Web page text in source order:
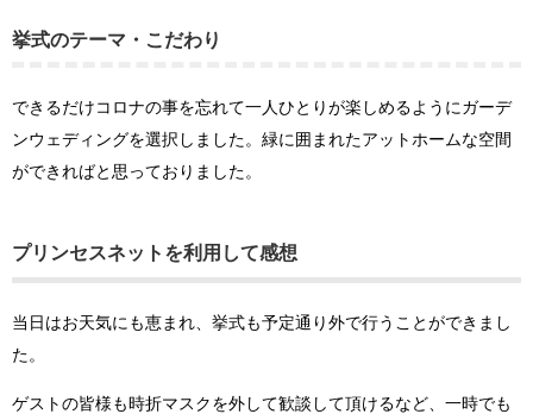
挙式のテーマ・こだわり
できるだけコロナの事を忘れて一人ひとりが楽しめるようにガーデ
ンウェディングを選択しました。緑に囲まれたアットホームな空間
ができればと思っておりました。
プリンセスネットを利用して感想
当日はお天気にも恵まれ、挙式も予定通り外で行うことができまし
た。
ゲストの皆様も時折マスクを外して歓談して頂けるなど、一時でも